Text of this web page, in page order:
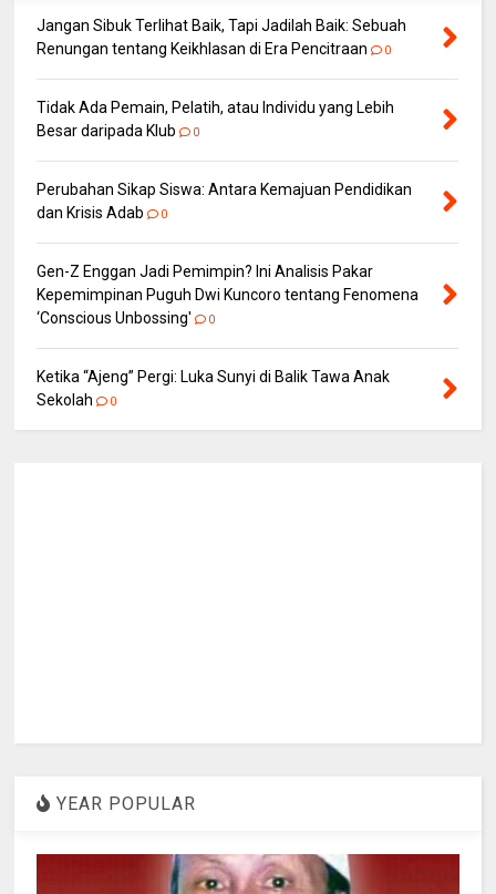
Jangan Sibuk Terlihat Baik, Tapi Jadilah Baik: Sebuah
Renungan tentang Keikhlasan di Era Pencitraan
0
Tidak Ada Pemain, Pelatih, atau Individu yang Lebih
Besar daripada Klub
0
Perubahan Sikap Siswa: Antara Kemajuan Pendidikan
dan Krisis Adab
0
Gen-Z Enggan Jadi Pemimpin? Ini Analisis Pakar
Kepemimpinan Puguh Dwi Kuncoro tentang Fenomena
‘Conscious Unbossing'
0
Ketika “Ajeng” Pergi: Luka Sunyi di Balik Tawa Anak
Sekolah
0
YEAR POPULAR